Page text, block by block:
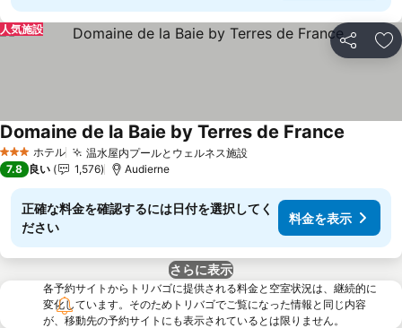
シェア お
人気施設
3 ホテルのランク
ホテル 温水屋内プールとウェルネス施設
Domaine de la Baie by Terres de France
7.8 良い 1,576 Audierne
正確な料金を確認するには日付を選択してく
ださい
料金を表示
さらに表示
各予約サイトからトリバゴに提供される料金と空室状況は、継続的に
変化しています。そのためトリバゴでご覧になった情報と同じ内容
が、移動先の予約サイトにも表示されているとは限りません。